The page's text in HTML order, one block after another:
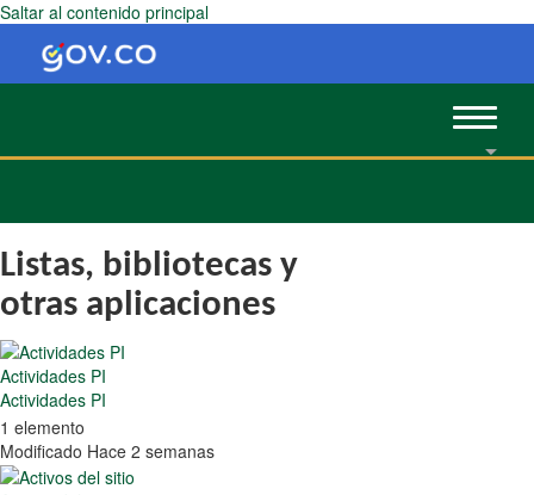
Saltar al contenido principal
Toggle
Listas, bibliotecas y
otras aplicaciones
Actividades PI
Actividades PI
1 elemento
Modificado Hace 2 semanas